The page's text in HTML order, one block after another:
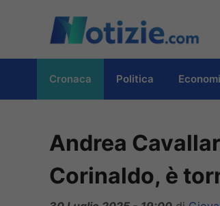
contenuto
Cronaca Politica
Andrea
Corinaldo, è